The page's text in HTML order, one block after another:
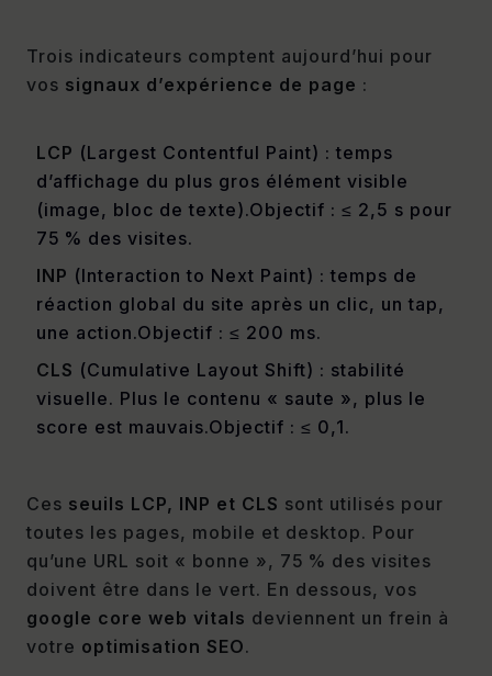
Trois indicateurs comptent aujourd’hui pour
vos signaux d’expérience de page :
LCP (Largest Contentful Paint) : temps
d’affichage du plus gros élément visible
(image, bloc de texte).Objectif : ≤ 2,5 s pour
75 % des visites.
INP (Interaction to Next Paint) : temps de
réaction global du site après un clic, un tap,
une action.Objectif : ≤ 200 ms.
CLS (Cumulative Layout Shift) : stabilité
visuelle. Plus le contenu « saute », plus le
score est mauvais.Objectif : ≤ 0,1.
Ces seuils LCP, INP et CLS sont utilisés pour
toutes les pages, mobile et desktop. Pour
qu’une URL soit « bonne », 75 % des visites
doivent être dans le vert. En dessous, vos
google core web vitals deviennent un frein à
votre optimisation SEO.